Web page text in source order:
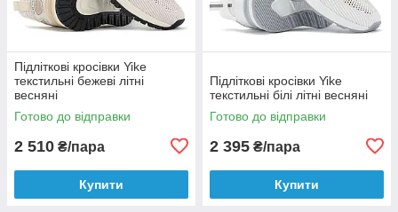
Підліткові кросівки Yike
текстильні бежеві літні
весняні
Готово до відправки
2 510 ₴/пара
Купити
Підліткові кросівки Yike
текстильні білі літні весняні
Готово до відправки
2 395 ₴/пара
Купити